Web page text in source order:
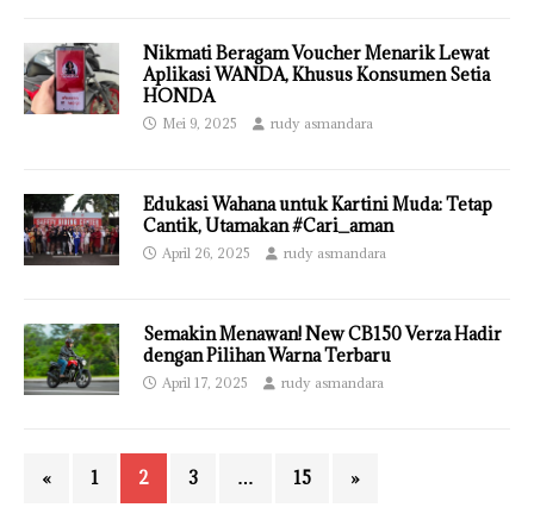
Nikmati Beragam Voucher Menarik Lewat
Aplikasi WANDA, Khusus Konsumen Setia
HONDA
Mei 9, 2025 rudy asmandara
Edukasi Wahana untuk Kartini Muda: Tetap
Cantik, Utamakan #Cari_aman
April 26, 2025 rudy asmandara
Semakin Menawan! New CB150 Verza Hadir
dengan Pilihan Warna Terbaru
April 17, 2025 rudy asmandara
« 1 2 3 … 15 »